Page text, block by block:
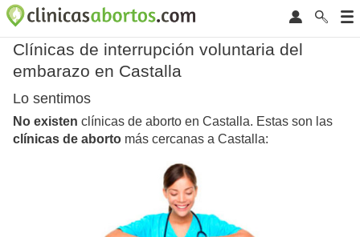
Clínicas de interrupción voluntaria del
embarazo en Castalla
Lo sentimos
No existen clínicas de aborto en Castalla. Estas son las
clínicas de aborto más cercanas a Castalla: